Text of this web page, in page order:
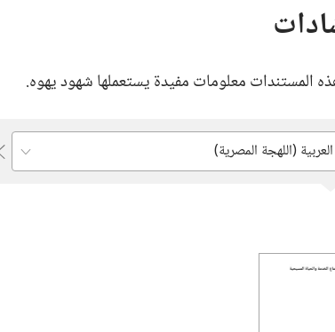
المستندات معلومات مفيدة يستعملها شهود يهوه.‏